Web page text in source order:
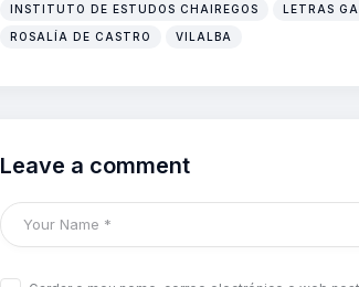
INSTITUTO DE ESTUDOS CHAIREGOS LETRAS
ROSALÍA DE CASTRO VILALBA
Leave a comment